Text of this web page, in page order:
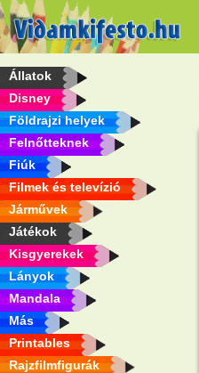
Állatok
Disney
Földrajzi helyek
Felnőtteknek
Fiúk
Filmek és televízió
Járművek
Játékok
Kisgyerekek
Lányok
Mandala
Más
Printables
Rajzfilmfigurák